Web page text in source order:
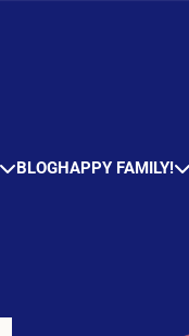
BLOGHAPPY FAMILY!